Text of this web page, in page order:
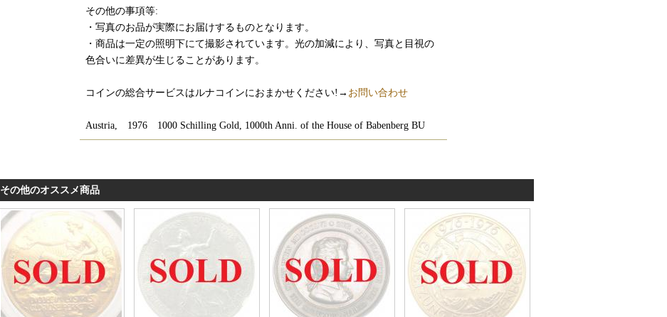
その他の事項等:
・写真のお品が実際にお届けするものとなります。
・商品は一定の照明下にて撮影されています。光の加減により、写真と目視の
色合いに差異が生じることがあります。
コインの総合サービスはルナコインにおまかせください!→ お問い合わせ
Austria, 1976 1000 Schilling Gold, 1000th Anni. of the House of Babenberg BU
その他のオススメ商品